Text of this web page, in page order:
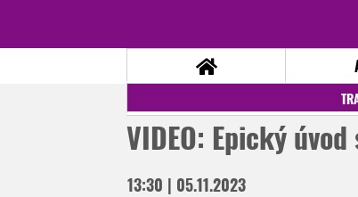
VIDEO: Epický
13:30 | 05.11.2023